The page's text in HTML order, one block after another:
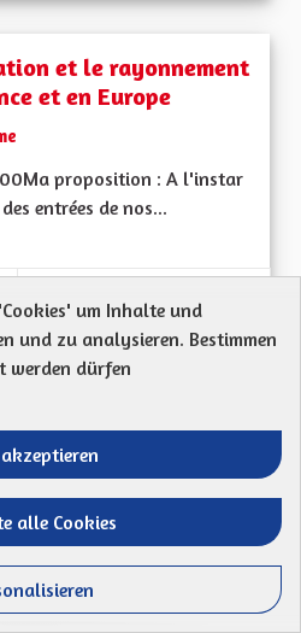
et le rayonnement
et en Europe
proposition : A l'instar
entrées de nos...
51 51 FOLLOWER
FOLGEN
LA CULTURE,
quel projet en
proposition : Ne pas
um Inhalte und
und zu analysieren. Bestimmen
werden dürfen
alle Cookies